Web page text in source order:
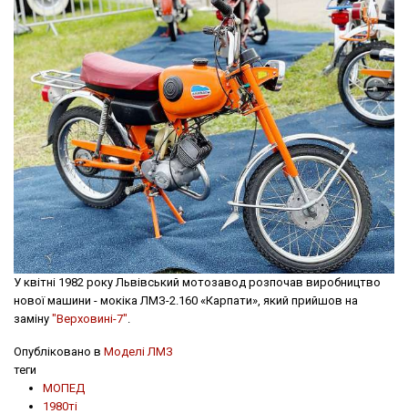
У квітні 1982 року Львівський мотозавод розпочав виробництво
нової машини - мокіка ЛМЗ-2.160 «Карпати», який прийшов на
заміну "Верховині-7"
Опубліковано в Моделі ЛМЗ
теги
МОПЕД
1980ті